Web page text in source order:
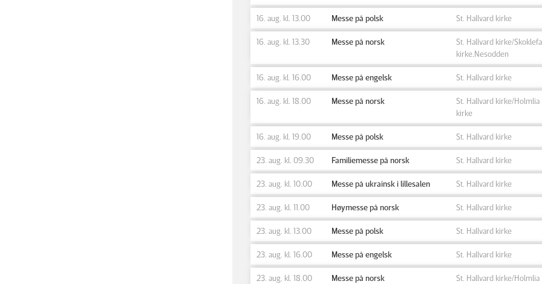
16. aug. kl. 13.00 Messe på polsk St. Hallvard kirke
16. aug. kl. 13.30 Messe på norsk
St. Hallvard kirke/
kirke,Nesodden
16. aug. kl. 16.00 Messe på engelsk St. Hallvard kirke
16. aug. kl. 18.00 Messe på norsk
St. Hallvard kirke/Holmlia
kirke
16. aug. kl. 19.00 Messe på polsk St. Hallvard kirke
23. aug. kl. 09.30 Familiemesse på norsk St. Hallvard kirke
23. aug. kl. 10.00 Messe på ukrainsk i lillesalen St. Hallvard kirke
23. aug. kl. 11.00 Høymesse på norsk St. Hallvard kirke
23. aug. kl. 13.00 Messe på polsk St. Hallvard kirke
23. aug. kl. 16.00 Messe på engelsk St. Hallvard kirke
23. aug. kl. 18.00 Messe på norsk
St. Hallvard kirke/Holmlia